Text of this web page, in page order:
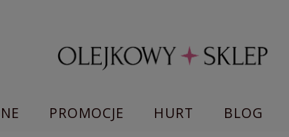
PROMOCJE HURT BLOG